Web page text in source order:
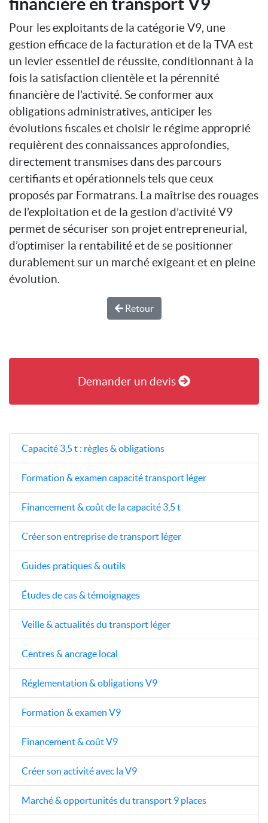
Pour les exploitants de la catégorie V9, une
gestion efficace de la facturation et de la TVA est
un levier essentiel de réussite, conditionnant à la
fois la satisfaction clientèle et la pérennité
financière de l’activité. Se conformer aux
obligations administratives, anticiper les
évolutions fiscales et choisir le régime approprié
requièrent des connaissances approfondies,
directement transmises dans des parcours
certifiants et opérationnels tels que ceux
proposés par Formatrans. La maîtrise des rouages
de l’exploitation et de la gestion d’activité V9
permet de sécuriser son projet entrepreneurial,
d’optimiser la rentabilité et de se positionner
durablement sur un marché exigeant et en pleine
évolution.
Retour
Demander un devis
Capacité 3,5 t : règles & obligations
Formation & examen capacité transport léger
Financement & coût de la capacité 3,5 t
Créer son entreprise de transport léger
Guides pratiques & outils
Études de cas & témoignages
Veille & actualités du transport léger
Centres & ancrage local
Réglementation & obligations V9
Formation & examen V9
Financement & coût V9
Créer son activité avec la V9
Marché & opportunités du transport 9 places